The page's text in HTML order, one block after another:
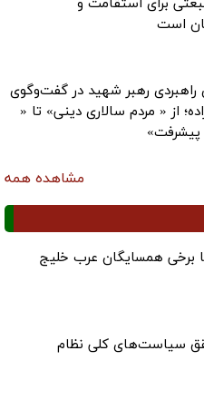
است
راهبردی رهبر شهید در گفت‌وگوی
از « مردم سالاری دینی» تا «
پیشرفت»
مشاهده همه
برخی همسایگان عرب خلیج
سیاست‌های کلی نظام